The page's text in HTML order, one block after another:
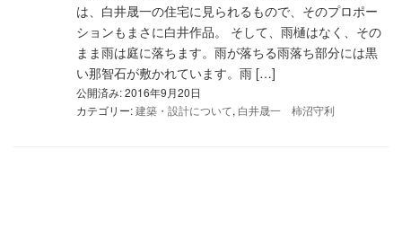
は、白井晟一の住宅に見られるもので、そのプロポー
ションもまさに白井作品。 そして、雨樋はなく、その
まま雨は庭に落ちます。雨が落ちる雨落ち部分には黒
い那智石が敷かれています。雨 […]
公開済み: 2016年9月20日
カテゴリー:建築・設計について, 白井晟一 柿沼守利